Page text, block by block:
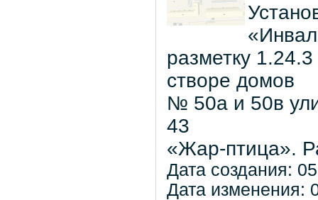
разметку
створе домов
№ 50а и 50в
43
«Жар-птица».
Дата создания:
Дата изменения: